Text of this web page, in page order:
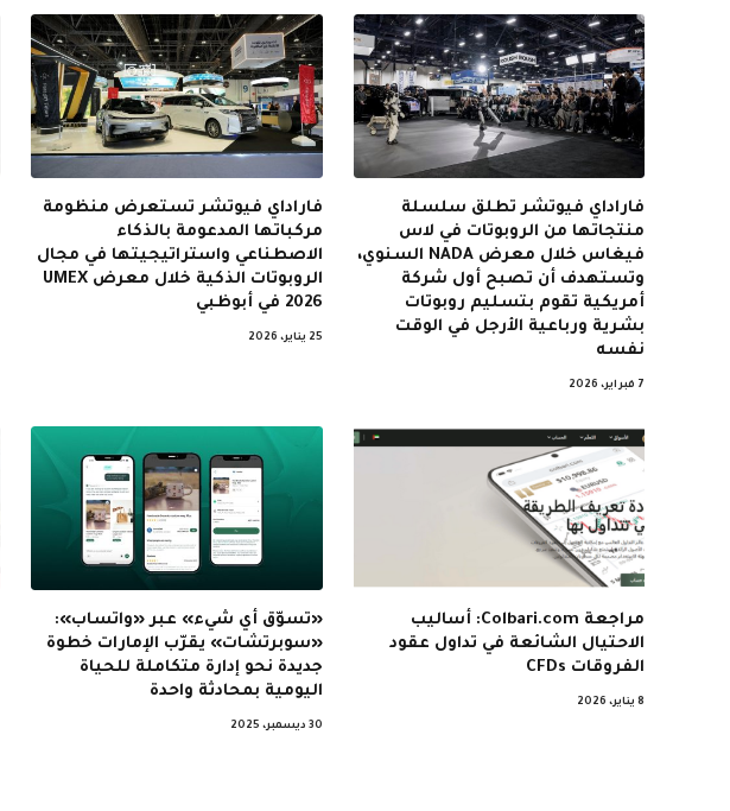
فاراداي فيوتشر تطلق سلسلة
منتجاتها من الروبوتات في لاس
فيغاس خلال معرض NADA السنوي،
وتستهدف أن تصبح أول شركة
أمريكية تقوم بتسليم روبوتات
بشرية ورباعية الأرجل في الوقت
نفسه
7 فبراير، 2026
فاراداي فيوتشر تستعرض منظومة
مركباتها المدعومة بالذكاء
الاصطناعي واستراتيجيتها في مجال
الروبوتات الذكية خلال معرض UMEX
2026 في أبوظبي
25 يناير، 2026
مراجعة Colbari.com: أساليب
الاحتيال الشائعة في تداول عقود
الفروقات CFDs
8 يناير، 2026
«تسوّق أي شيء» عبر «واتساب»:
«سوبرتشات» يقرّب الإمارات خطوة
جديدة نحو إدارة متكاملة للحياة
اليومية بمحادثة واحدة
30 ديسمبر، 2025